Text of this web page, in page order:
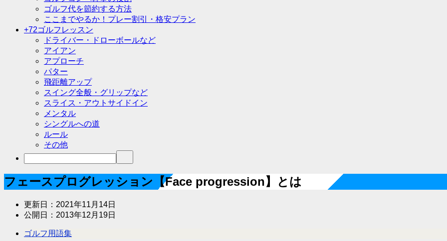
ゴルフ代を節約する方法
ここまでやるか！プレー割引・格安プラン
+72ゴルフレッスン
ドライバー・ドローボールなど
アイアン
アプローチ
パター
飛距離アップ
スイング全般・グリップなど
スライス・アウトサイドイン
メンタル
シングルへの道
ルール
その他
フェースプログレッション【Face progression】とは
更新日： 2021年11月14日
公開日： 2013年12月19日
ゴルフ用語集